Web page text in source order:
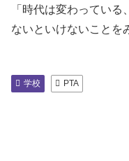
「時代は変わってい
ないといけないことを
学校 PTA